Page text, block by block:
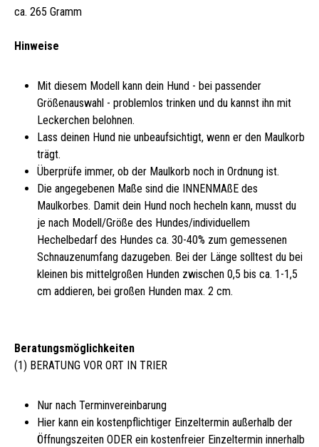
ca. 265 Gramm
Hinweise
Mit diesem Modell kann dein Hund - bei passender
Größenauswahl - problemlos trinken und du kannst ihn mit
Leckerchen belohnen.
Lass deinen Hund nie unbeaufsichtigt, wenn er den Maulkorb
trägt.
Überprüfe immer, ob der Maulkorb noch in Ordnung ist.
Die angegebenen Maße sind die INNENMAßE des
Maulkorbes. Damit dein Hund noch hecheln kann, musst du
je nach Modell/Größe des Hundes/individuellem
Hechelbedarf des Hundes ca. 30-40% zum gemessenen
Schnauzenumfang dazugeben. Bei der Länge solltest du bei
kleinen bis mittelgroßen Hunden zwischen 0,5 bis ca. 1-1,5
cm addieren, bei großen Hunden max. 2 cm.
Beratungsmöglichkeiten
(1) BERATUNG VOR ORT IN TRIER
Nur nach Terminvereinbarung
Hier kann ein kostenpflichtiger Einzeltermin außerhalb der
Öffnungszeiten ODER ein kostenfreier Einzeltermin innerhalb